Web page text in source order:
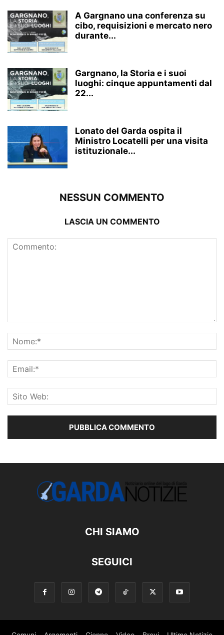
A Gargnano una conferenza su
cibo, requisizioni e mercato nero
durante...
Gargnano, la Storia e i suoi
luoghi: cinque appuntamenti dal
22...
Lonato del Garda ospita il
Ministro Locatelli per una visita
istituzionale...
NESSUN COMMENTO
LASCIA UN COMMENTO
CHI SIAMO
SEGUICI